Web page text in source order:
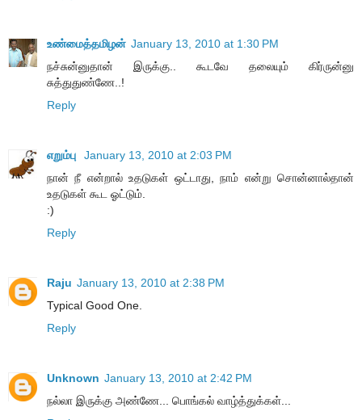
உண்மைத்தமிழன் January 13, 2010 at 1:30 PM
நச்சுன்னுதான் இருக்கு.. கூடவே தலையும் கிர்ருன்னு
சுத்துதுண்ணே..!
Reply
எறும்பு
January 13, 2010 at 2:03 PM
நான் நீ என்றால் உதடுகள் ஒட்டாது, நாம் என்று சொன்னால்தான்
உதடுகள் கூட ஓட்டும்.
:)
Reply
Raju January 13, 2010 at 2:38 PM
Typical Good One.
Reply
Unknown January 13, 2010 at 2:42 PM
நல்லா இருக்கு அண்ணே... பொங்கல் வாழ்த்துக்கள்...